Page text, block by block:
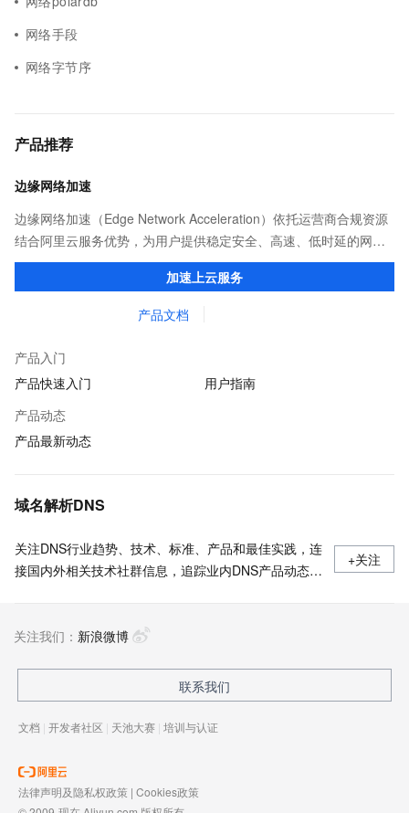
网络手段
网络字节序
产品推荐
边缘网络加速
边缘网络加速（Edge Network Acceleration）依托运营商合规资源
结合阿里云服务优势，为用户提供稳定安全、高速、低时延的网络
传输，解决客户不同站点的连接、组网、数据安全传输、业务质量
加速上云服务
产品文档
产品入门
产品快速入门
用户指南
产品动态
产品最新动态
域名解析DNS
关注DNS行业趋势、技术、标准、产品和最佳实践，连
接国内外相关技术社群信息，追踪业内DNS产品动态，
+关注
关注我们： 新浪微博
联系我们
文档 | 开发者社区 | 天池大赛 | 培训与认证
法律声明及隐私权政策 | Cookies政策